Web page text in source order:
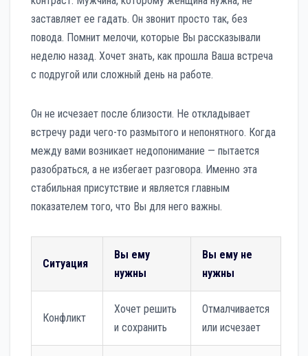
заставляет ее гадать. Он звонит просто так, без
повода. Помнит мелочи, которые Вы рассказывали
неделю назад. Хочет знать, как прошла Ваша встреча
с подругой или сложный день на работе.
Он не исчезает после близости. Не откладывает
встречу ради чего-то размытого и непонятного. Когда
между вами возникает недопонимание — пытается
разобраться, а не избегает разговора. Именно эта
стабильная присутствие и является главным
показателем того, что Вы для него важны.
Ситуация
Вы ему
нужны
Вы ему не
нужны
Конфликт
Хочет решить
и сохранить
Отмалчивается
или исчезает